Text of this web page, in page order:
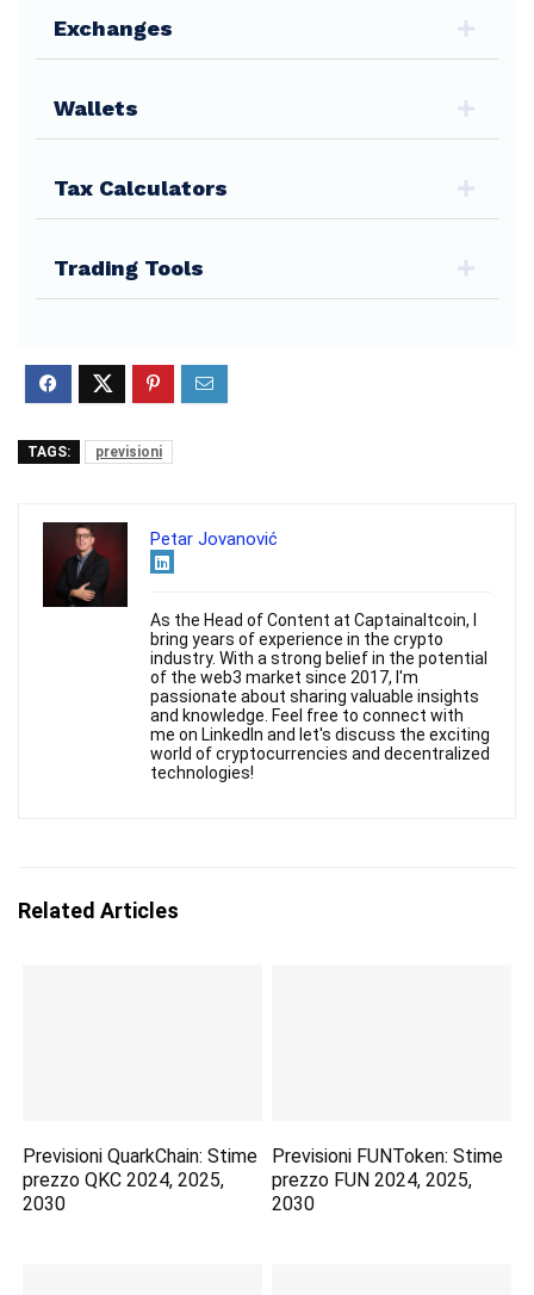
Exchanges
Wallets
Tax Calculators
Trading Tools
TAGS: previsioni
Petar Jovanović
As the Head of Content at Captainaltcoin, I
bring years of experience in the crypto
industry. With a strong belief in the potential
of the web3 market since 2017, I'm
passionate about sharing valuable insights
and knowledge. Feel free to connect with
me on LinkedIn and let's discuss the exciting
world of cryptocurrencies and decentralized
technologies!
Related Articles
Previsioni QuarkChain: Stime
prezzo QKC 2024, 2025,
2030
Previsioni FUNToken: Stime
prezzo FUN 2024, 2025,
2030